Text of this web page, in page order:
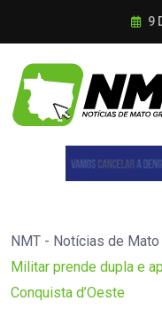
9
NMT - Notícias de Mato
Militar prende dupla e
Conquista d’Oeste